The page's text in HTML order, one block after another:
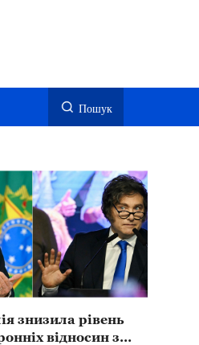
Пошук
знизила рівень
відносин з